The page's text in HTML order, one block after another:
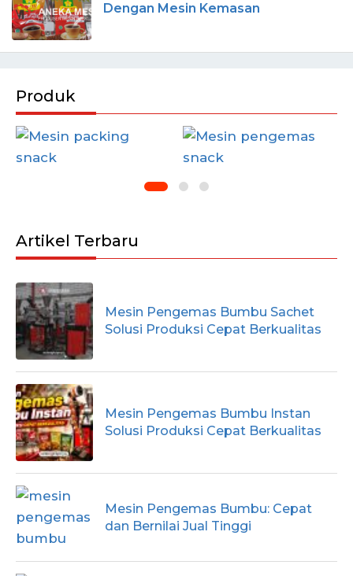
Dengan Mesin Kemasan
Produk
Artikel Terbaru
Mesin Pengemas Bumbu Sachet
Solusi Produksi Cepat Berkualitas
Mesin Pengemas Bumbu Instan
Solusi Produksi Cepat Berkualitas
Mesin Pengemas Bumbu: Cepat
dan Bernilai Jual Tinggi